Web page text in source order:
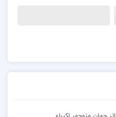
به زندگی و فلسفه یکی از
ژاپن می‌پردازد. دلایلی
جذاب باشد عبارتند
کتاب به شکلی دقیق و